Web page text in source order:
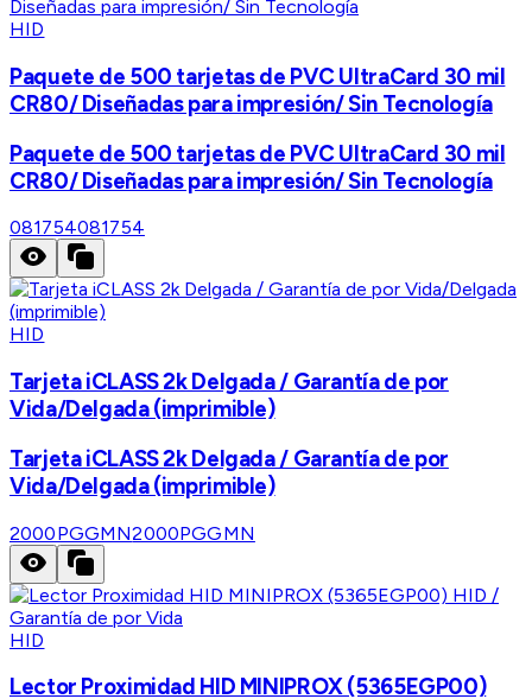
HID
Paquete de 500 tarjetas de PVC UltraCard 30 mil
CR80/ Diseñadas para impresión/ Sin Tecnología
Paquete de 500 tarjetas de PVC UltraCard 30 mil
CR80/ Diseñadas para impresión/ Sin Tecnología
081754081754
HID
Tarjeta iCLASS 2k Delgada / Garantía de por
Vida/Delgada (imprimible)
Tarjeta iCLASS 2k Delgada / Garantía de por
Vida/Delgada (imprimible)
2000PGGMN2000PGGMN
HID
Lector Proximidad HID MINIPROX (5365EGP00)